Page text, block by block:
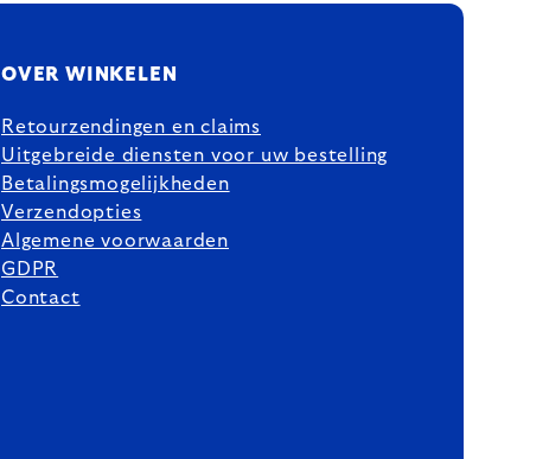
OVER WINKELEN
Retourzendingen en claims
Uitgebreide diensten voor uw bestelling
Betalingsmogelijkheden
Verzendopties
Algemene voorwaarden
GDPR
Contact